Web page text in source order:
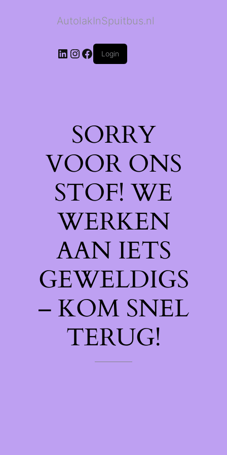
AutolakInSpuitbus.nl
LinkedIn
Instagram
Facebook
Login
SORRY
VOOR ONS
STOF! WE
WERKEN
AAN IETS
GEWELDIGS
– KOM SNEL
TERUG!